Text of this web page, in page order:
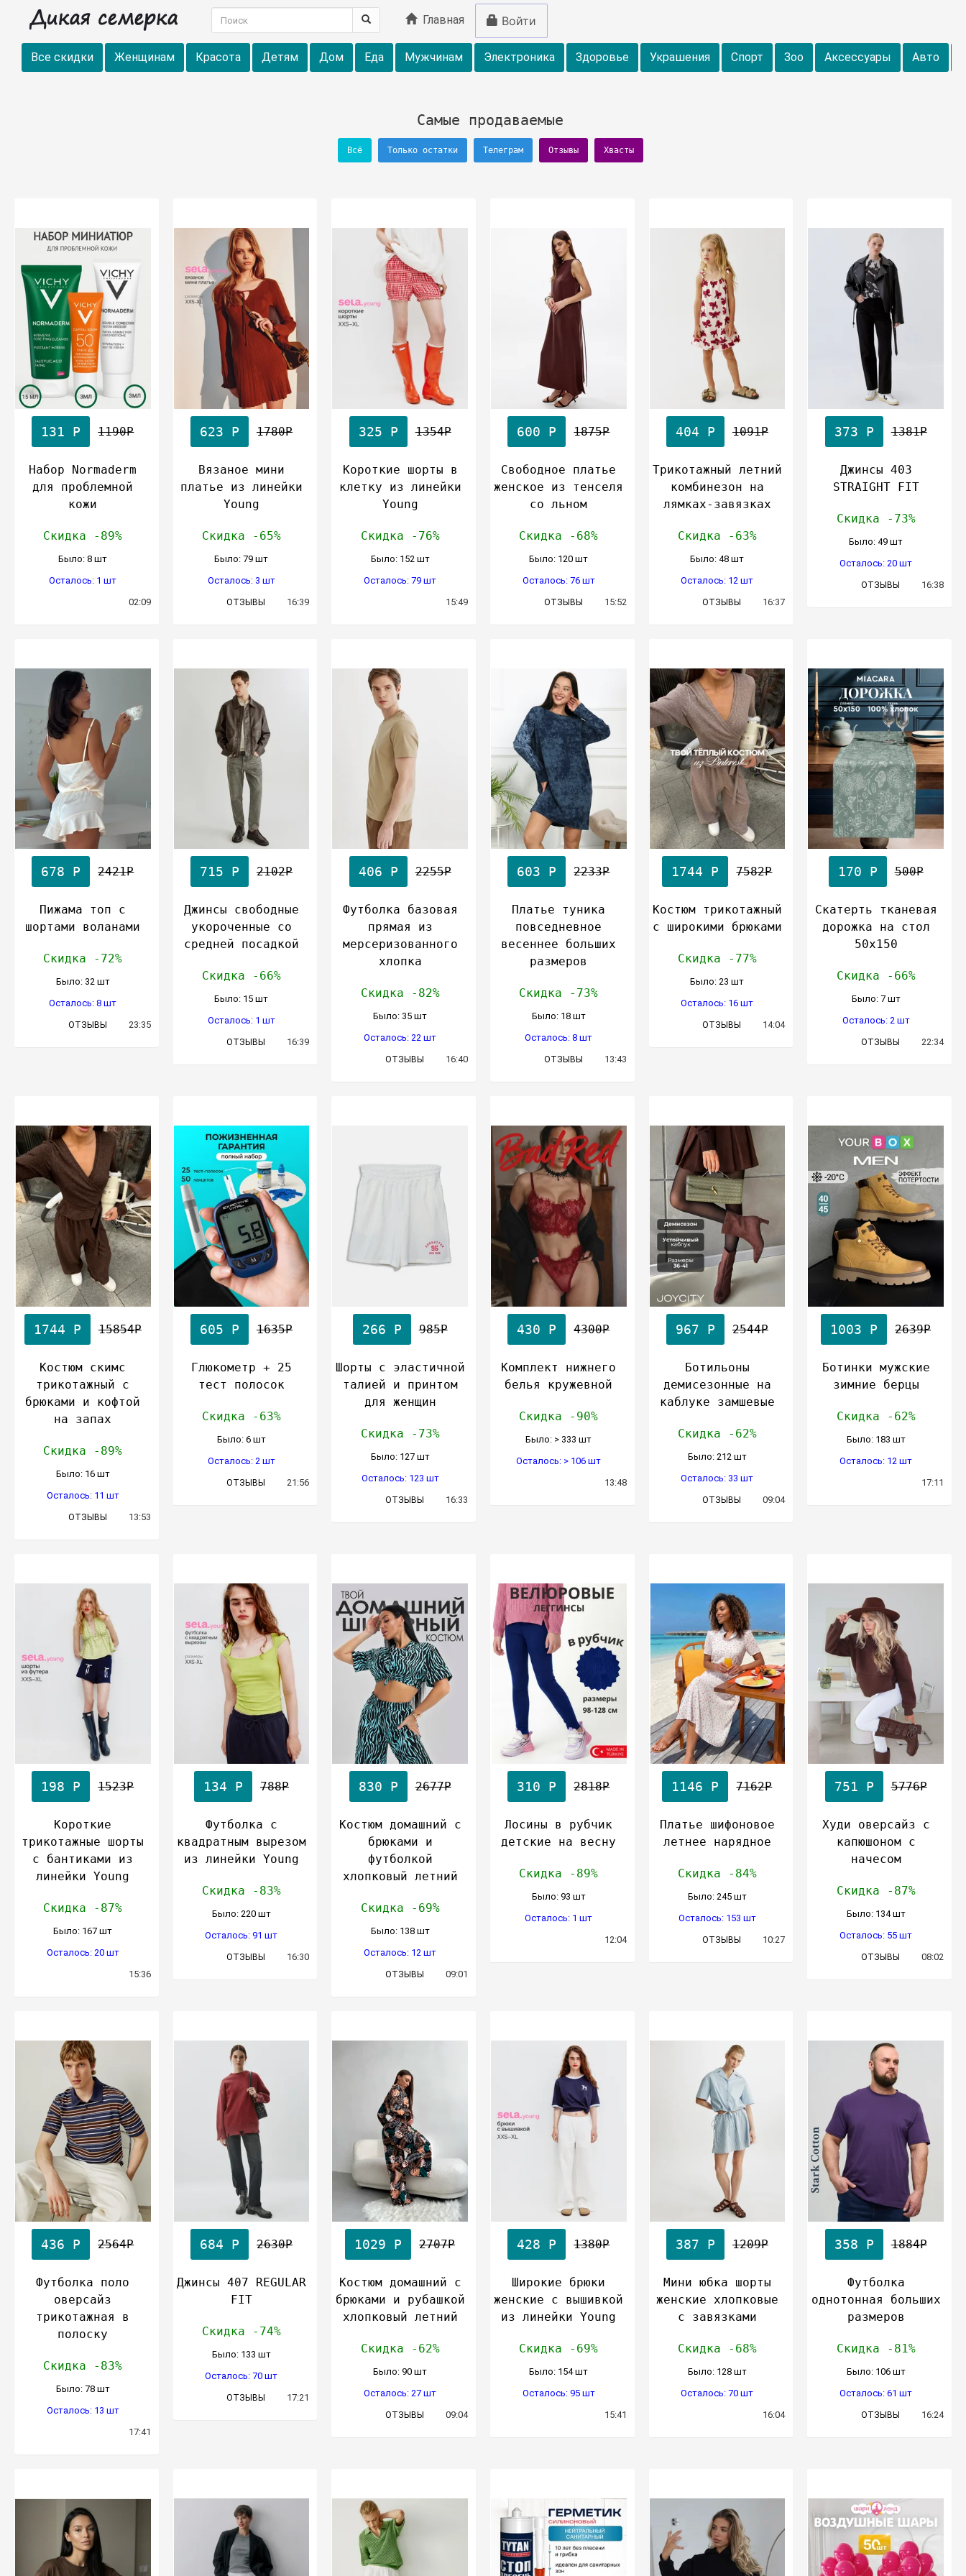
Главная Войти
Все скидки Женщинам Красота Детям Дом Еда Мужчинам Электроника Здоровье Украшения Спорт Зоо Аксессуары Авто
Самые продаваемые
Всё Только остатки Телеграм Отзывы Хвасты
131 Р 1190Р
Набор Normaderm
для проблемной
кожи
Скидка -89%
Было: 8 шт
Осталось: 1 шт
02:09
623 Р 1780Р
Вязаное мини
платье из линейки
Young
Скидка -65%
Было: 79 шт
Осталось: 3 шт
ОТЗЫВЫ 16:39
325 Р 1354Р
Короткие шорты в
клетку из линейки
Young
Скидка -76%
Было: 152 шт
Осталось: 79 шт
15:49
600 Р 1875Р
Свободное платье
женское из тенселя
со льном
Скидка -68%
Было: 120 шт
Осталось: 76 шт
ОТЗЫВЫ 15:52
404 Р 1091Р
Трикотажный летний
комбинезон на
лямках-завязках
Скидка -63%
Было: 48 шт
Осталось: 12 шт
ОТЗЫВЫ 16:37
373 Р 1381Р
Джинсы 403
STRAIGHT FIT
Скидка -73%
Было: 49 шт
Осталось: 20 шт
ОТЗЫВЫ 16:38
678 Р 2421Р
Пижама топ с
шортами воланами
Скидка -72%
Было: 32 шт
Осталось: 8 шт
ОТЗЫВЫ 23:35
715 Р 2102Р
Джинсы свободные
укороченные со
средней посадкой
Скидка -66%
Было: 15 шт
Осталось: 1 шт
ОТЗЫВЫ 16:39
406 Р 2255Р
Футболка базовая
прямая из
мерсеризованного
хлопка
Скидка -82%
Было: 35 шт
Осталось: 22 шт
ОТЗЫВЫ 16:40
603 Р 2233Р
Платье туника
повседневное
весеннее больших
размеров
Скидка -73%
Было: 18 шт
Осталось: 8 шт
ОТЗЫВЫ 13:43
1744 Р 7582Р
Костюм трикотажный
с широкими брюками
Скидка -77%
Было: 23 шт
Осталось: 16 шт
ОТЗЫВЫ 14:04
170 Р 500Р
Скатерть тканевая
дорожка на стол
50x150
Скидка -66%
Было: 7 шт
Осталось: 2 шт
ОТЗЫВЫ 22:34
1744 Р 15854Р
Костюм скимс
трикотажный с
брюками и кофтой
на запах
Скидка -89%
Было: 16 шт
Осталось: 11 шт
ОТЗЫВЫ 13:53
605 Р 1635Р
Глюкометр + 25
тест полосок
Скидка -63%
Было: 6 шт
Осталось: 2 шт
ОТЗЫВЫ 21:56
266 Р 985Р
Шорты с эластичной
талией и принтом
для женщин
Скидка -73%
Было: 127 шт
Осталось: 123 шт
ОТЗЫВЫ 16:33
430 Р 4300Р
Комплект нижнего
белья кружевной
Скидка -90%
Было: > 333 шт
Осталось: > 106 шт
13:48
967 Р 2544Р
Ботильоны
демисезонные на
каблуке замшевые
Скидка -62%
Было: 212 шт
Осталось: 33 шт
ОТЗЫВЫ 09:04
1003 Р 2639Р
Ботинки мужские
зимние берцы
Скидка -62%
Было: 183 шт
Осталось: 12 шт
17:11
198 Р 1523Р
Короткие
трикотажные шорты
с бантиками из
линейки Young
Скидка -87%
Было: 167 шт
Осталось: 20 шт
15:36
134 Р 788Р
Футболка с
квадратным вырезом
из линейки Young
Скидка -83%
Было: 220 шт
Осталось: 91 шт
ОТЗЫВЫ 16:30
830 Р 2677Р
Костюм домашний с
брюками и
футболкой
хлопковый летний
Скидка -69%
Было: 138 шт
Осталось: 12 шт
ОТЗЫВЫ 09:01
310 Р 2818Р
Лосины в рубчик
детские на весну
Скидка -89%
Было: 93 шт
Осталось: 1 шт
12:04
1146 Р 7162Р
Платье шифоновое
летнее нарядное
Скидка -84%
Было: 245 шт
Осталось: 153 шт
ОТЗЫВЫ 10:27
751 Р 5776Р
Худи оверсайз с
капюшоном с
начесом
Скидка -87%
Было: 134 шт
Осталось: 55 шт
ОТЗЫВЫ 08:02
436 Р 2564Р
Футболка поло
оверсайз
трикотажная в
полоску
Скидка -83%
Было: 78 шт
Осталось: 13 шт
17:41
684 Р 2630Р
Джинсы 407 REGULAR
FIT
Скидка -74%
Было: 133 шт
Осталось: 70 шт
ОТЗЫВЫ 17:21
1029 Р 2707Р
Костюм домашний с
брюками и рубашкой
хлопковый летний
Скидка -62%
Было: 90 шт
Осталось: 27 шт
ОТЗЫВЫ 09:04
428 Р 1380Р
Широкие брюки
женские с вышивкой
из линейки Young
Скидка -69%
Было: 154 шт
Осталось: 95 шт
15:41
387 Р 1209Р
Мини юбка шорты
женские хлопковые
с завязками
Скидка -68%
Было: 128 шт
Осталось: 70 шт
16:04
358 Р 1884Р
Футболка
однотонная больших
размеров
Скидка -81%
Было: 106 шт
Осталось: 61 шт
ОТЗЫВЫ 16:24